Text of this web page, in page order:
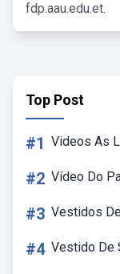
fdp.aau.edu.et.
Top Post
#1 Videos As
#2 Vídeo Do
#3 Vestidos
#4 Vestido De